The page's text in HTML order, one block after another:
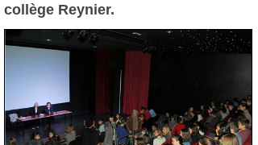
collège Reynier.